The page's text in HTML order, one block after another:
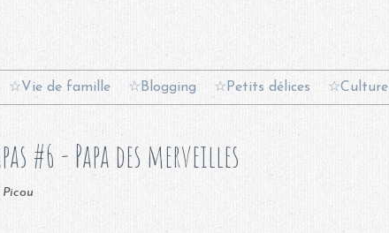
☆Vie de famille ☆Blogging ☆Petits délices ☆Culture
#6 - Papa des merveilles